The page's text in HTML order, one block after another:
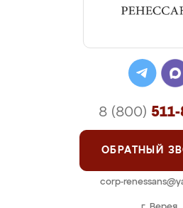
8 (800)
ОБРАТНЫЙ
corp-